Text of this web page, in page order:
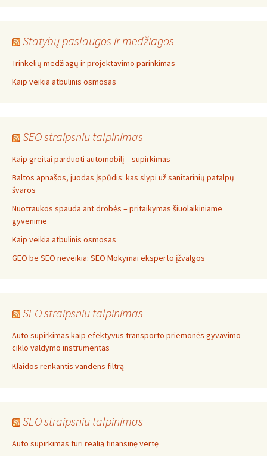
Statybų paslaugos ir medžiagos
Trinkelių medžiagų ir projektavimo parinkimas
Kaip veikia atbulinis osmosas
SEO straipsniu talpinimas
Kaip greitai parduoti automobilį – supirkimas
Baltos apnašos, juodas įspūdis: kas slypi už sanitarinių patalpų
švaros
Nuotraukos spauda ant drobės – pritaikymas šiuolaikiniame
gyvenime
Kaip veikia atbulinis osmosas
GEO be SEO neveikia: SEO Mokymai eksperto įžvalgos
SEO straipsniu talpinimas
Auto supirkimas kaip efektyvus transporto priemonės gyvavimo
ciklo valdymo instrumentas
Klaidos renkantis vandens filtrą
SEO straipsniu talpinimas
Auto supirkimas turi realią finansinę vertę